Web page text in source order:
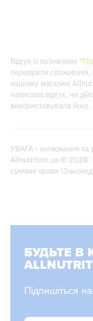
Відгук із позначкою
перевірити
нашому магазині
написала відгук, чи
використовувала його.
УВАГА - копіювання та
Allnutrition.ua © 2026.
суміжні права
БУДЬТЕ В
Підпишіться